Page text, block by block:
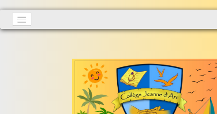
Actualités▼
S'inscrire
Vie au collège▼